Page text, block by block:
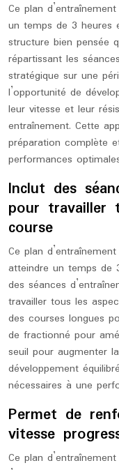
Ce plan
un temps de 3 heures
structure bien pensée
répartissant les
stratégique sur une
l’opportunité de
leur vitesse et leur
entraînement. Cette
préparation complète
performances
Inclut des
pour travailler
course
Ce plan
atteindre un temps de
des séances
travailler tous les
des courses longues
de fractionné pour
seuil pour augmenter
développement
nécessaires à une
Permet de
vitesse
Ce plan